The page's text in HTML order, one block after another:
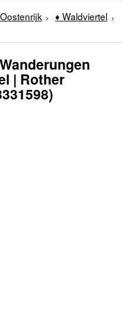
Oostenrijk
♦ Waldviertel
| Rother